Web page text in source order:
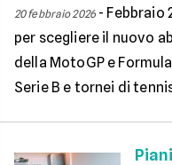
20 febbraio 2026- Febbraio
per scegliere il nuovo
della MotoGP e
Serie B e tornei di